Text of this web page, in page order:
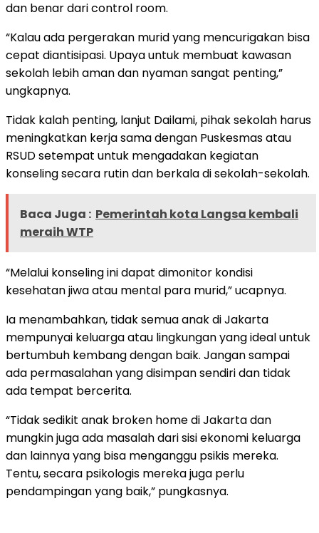
dan benar dari control room.
“Kalau ada pergerakan murid yang mencurigakan bisa
cepat diantisipasi. Upaya untuk membuat kawasan
sekolah lebih aman dan nyaman sangat penting,”
ungkapnya.
Tidak kalah penting, lanjut Dailami, pihak sekolah harus
meningkatkan kerja sama dengan Puskesmas atau
RSUD setempat untuk mengadakan kegiatan
konseling secara rutin dan berkala di sekolah-sekolah.
Baca Juga : Pemerintah kota Langsa kembali
meraih WTP
“Melalui konseling ini dapat dimonitor kondisi
kesehatan jiwa atau mental para murid,” ucapnya.
Ia menambahkan, tidak semua anak di Jakarta
mempunyai keluarga atau lingkungan yang ideal untuk
bertumbuh kembang dengan baik. Jangan sampai
ada permasalahan yang disimpan sendiri dan tidak
ada tempat bercerita.
“Tidak sedikit anak broken home di Jakarta dan
mungkin juga ada masalah dari sisi ekonomi keluarga
dan lainnya yang bisa menganggu psikis mereka.
Tentu, secara psikologis mereka juga perlu
pendampingan yang baik,” pungkasnya.